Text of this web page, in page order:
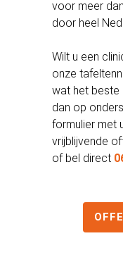
voor meer
door heel
Wilt u een
onze
wat het beste
dan op
formulier met
vrijblijvende
of bel direct